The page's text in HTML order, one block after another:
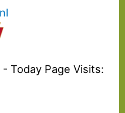
Today Page Visits: